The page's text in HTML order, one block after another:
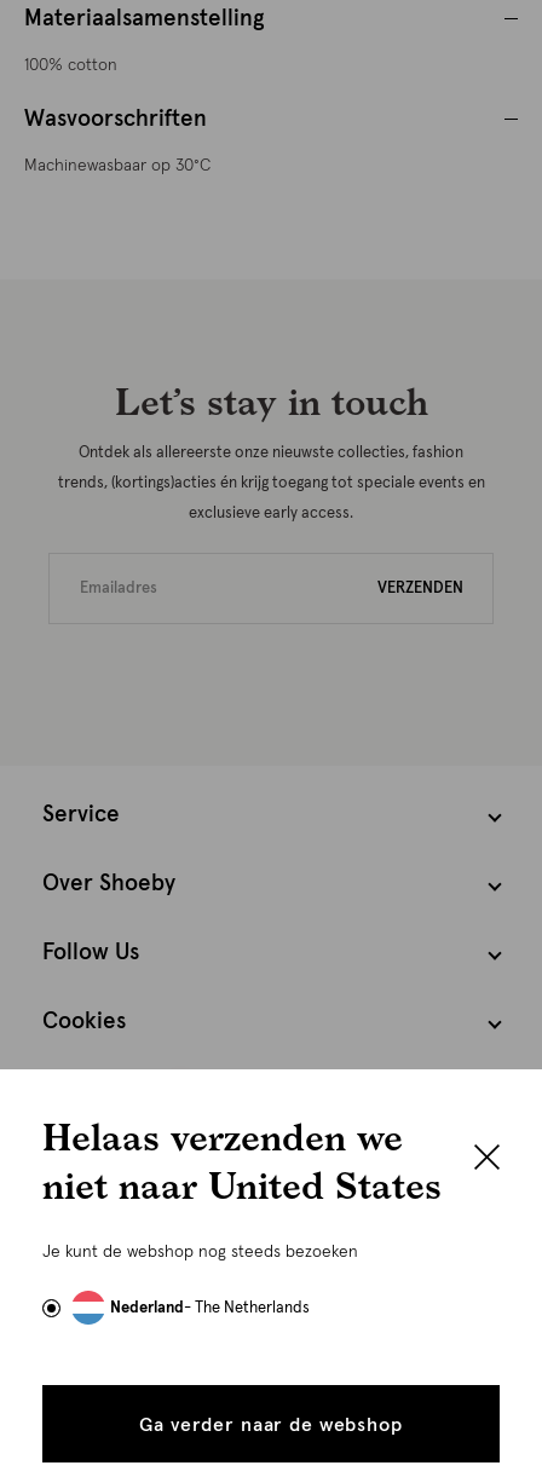
graag persoonlijk
gebruiken wij cookies en daarmee vergelijkbare
om advertenties te personaliseren...
tonen
toestaan
Materiaalsamenstelling
100% cotton
Wasvoorschriften
Machinewasbaar op 30°C
Let’s stay in touch
Ontdek als allereerste onze nieuwste collecties, fashion
trends, (kortings)acties én krijg toegang tot speciale events en
exclusieve early access.
VERZENDEN
Service
Over Shoeby
Follow Us
Cookies
©Alle rechten voorbehouden. Shoeby 2026
Helaas verzenden we
niet naar United States
Je kunt de webshop nog steeds bezoeken
Nederland- The Netherlands
Ga verder naar de webshop